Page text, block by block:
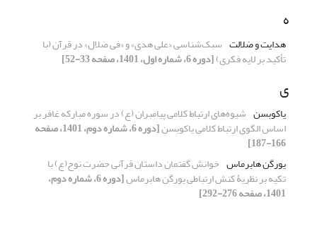
ه
هدایت و ضلالت سبک‌شناسی «علی هدی» و «فی ضلال» در قرآن (با
تأکید بر لایه فکری)[دوره 6، شماره اول، 1401، صفحه 33-52]
ی
یاکوبسن شیوه‌های ارتباط کلامی پیامبران (ع) در سوره مبارکه غافر بر
اساس الگوی ارتباط کلامی یاکوبسن [دوره 6، شماره دوم، 1401، صفحه
166-187]
یورگن هابرماس خوانش گفتمان داستان قرآنی حضرت نوح(ع) با
تکیه بر نظریۀ کنش ارتباطی یورگن هابرماس [دوره 6، شماره دوم،
1401، صفحه 276-292]